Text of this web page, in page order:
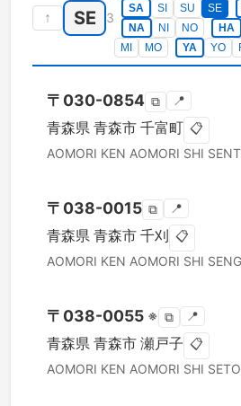
↑ SE 3
SA
SI SU SE
NA
NI NO HA
MI
MO YA YO
〒 030-0854 ⧉ 📍
青森県 青森市 千富町 📋
AOMORI KEN AOMORI SHI
〒 038-0015 ⧉ 📍
青森県 青森市 千刈 📋
AOMORI KEN AOMORI SHI
〒 038-0055 ※ ⧉ 📍
青森県 青森市 瀬戸子 📋
AOMORI KEN AOMORI SHI